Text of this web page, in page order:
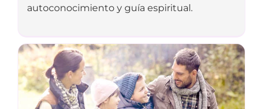
autoconocimiento y guía espiritual.